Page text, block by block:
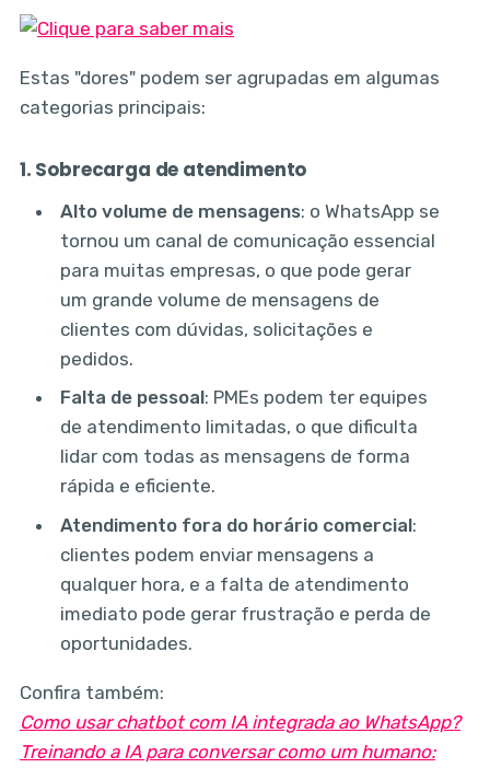
Estas "dores" podem ser agrupadas em algumas
categorias principais:
1. Sobrecarga de atendimento
Alto volume de mensagens: o WhatsApp se
tornou um canal de comunicação essencial
para muitas empresas, o que pode gerar
um grande volume de mensagens de
clientes com dúvidas, solicitações e
pedidos.
Falta de pessoal: PMEs podem ter equipes
de atendimento limitadas, o que dificulta
lidar com todas as mensagens de forma
rápida e eficiente.
Atendimento fora do horário comercial:
clientes podem enviar mensagens a
qualquer hora, e a falta de atendimento
imediato pode gerar frustração e perda de
oportunidades.
Confira também:
Como usar chatbot com IA integrada ao WhatsApp?
Treinando a IA para conversar como um humano: